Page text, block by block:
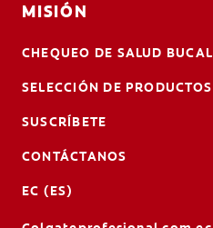
MISIÓN
CHEQUEO DE SALUD BUCAL
SELECCIÓN DE PRODUCTOS
SUSCRÍBETE
CONTÁCTANOS
EC (ES)